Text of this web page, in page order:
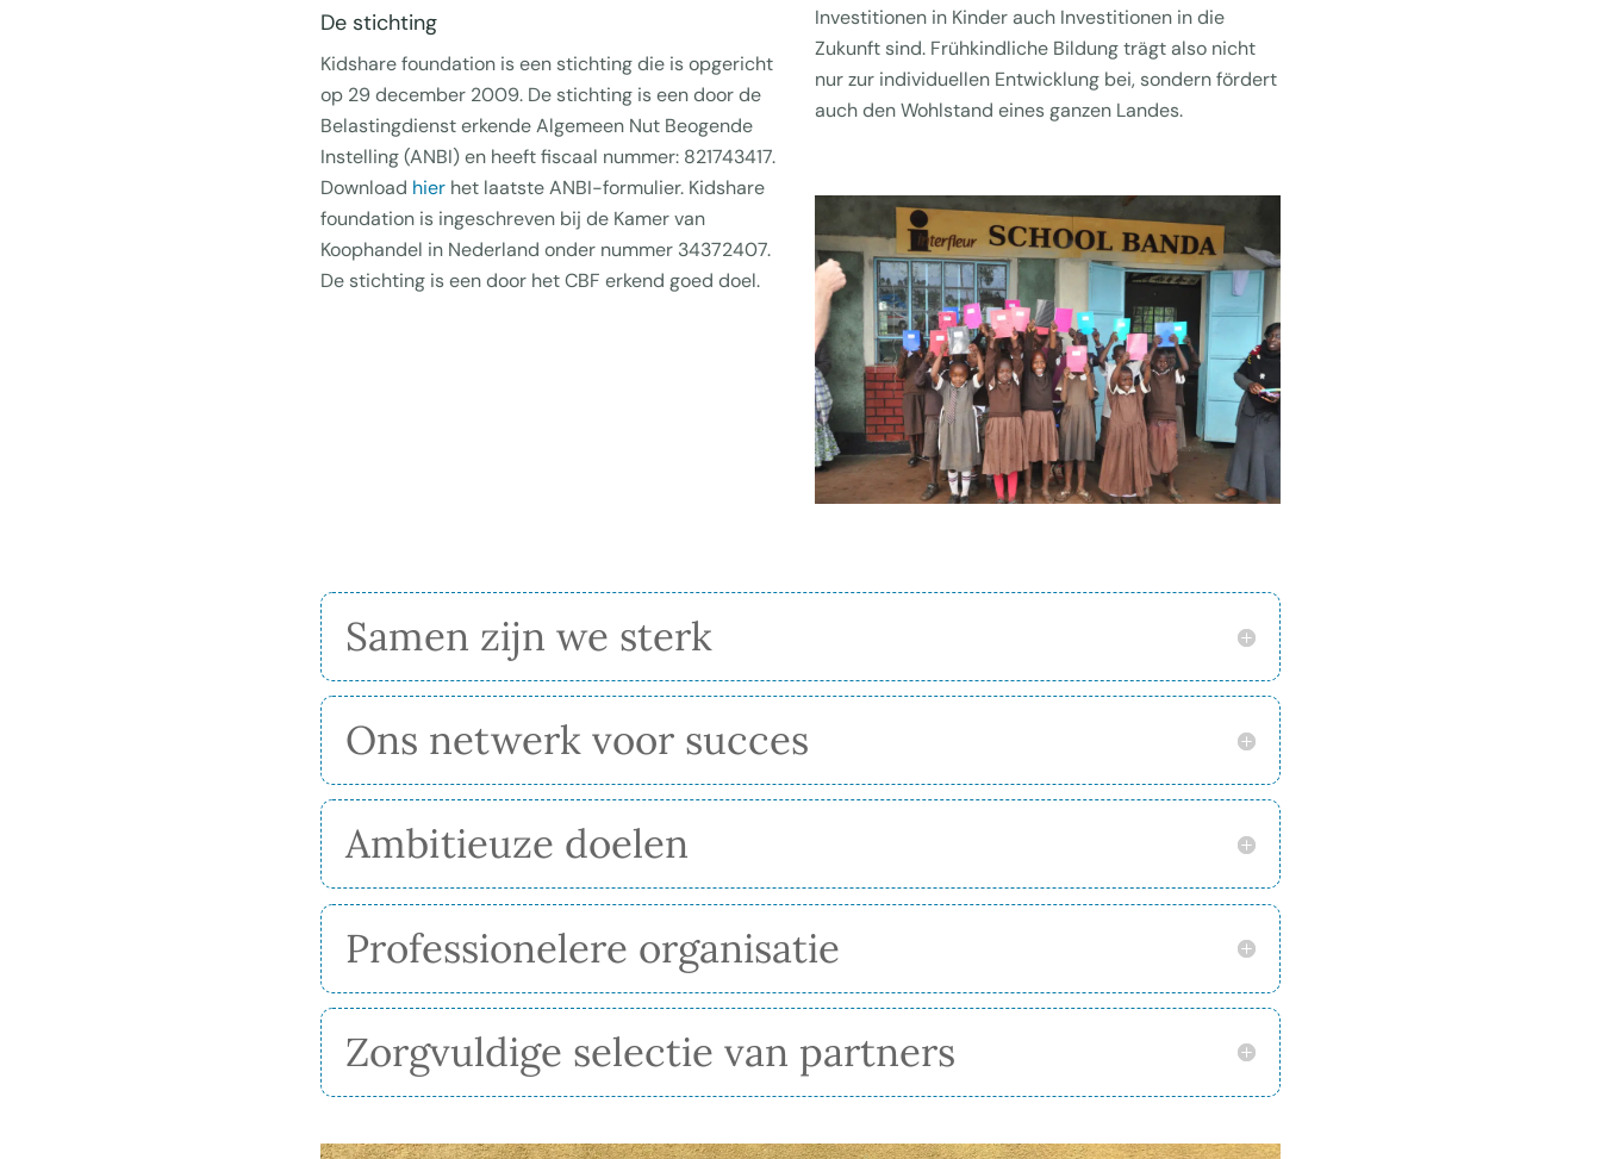
De stichting
Kidshare foundation is een stichting die is opgericht
op 29 december 2009. De stichting is een door de
Belastingdienst erkende Algemeen Nut Beogende
Instelling (ANBI) en heeft fiscaal nummer: 821743417.
Download hierhet laatste ANBI-formulier. Kidshare
foundation is ingeschreven bij de Kamer van
Koophandel in Nederland onder nummer 34372407.
De stichting is een door het CBF erkend goed doel.
Investitionen in Kinder auch Investitionen in die
Zukunft sind. Frühkindliche Bildung trägt also nicht
nur zur individuellen Entwicklung bei, sondern fördert
auch den Wohlstand eines ganzen Landes.
Samen zijn we sterk
Ons netwerk voor succes
Ambitieuze doelen
Professionelere organisatie
Zorgvuldige selectie van partners